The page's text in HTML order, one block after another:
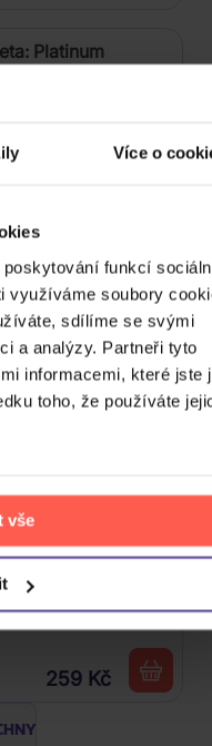
Více o
funkcí
využíváme soubory
sdílíme se svými
a analýzy. Partneři tyto
informacemi, které jste
toho, že používáte
vše
Platinum
Albums Vol. 1
449 Kč
The Essential
podtrženo Best
259 Kč